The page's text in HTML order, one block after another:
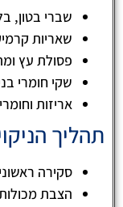
שברי בטון,
שאריות
פסולת עץ
שקי חומרי
אריזות
תהליך
סקירה
הצבת